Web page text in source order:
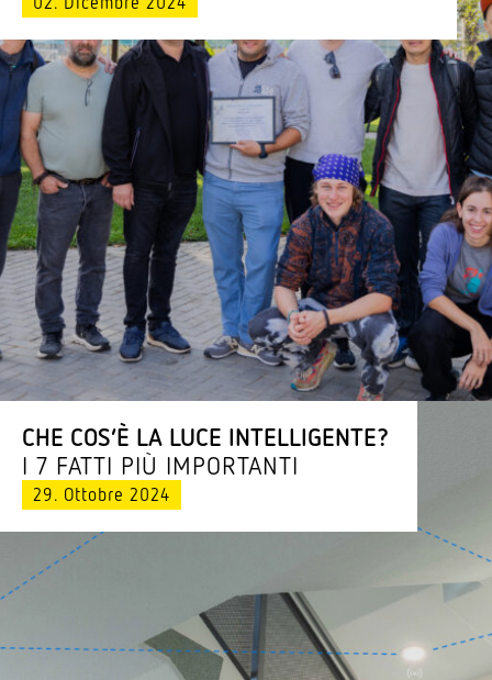
CHE COS’È LA LUCE INTELLIGENTE?
I 7 FATTI PIÙ IMPORTANTI
29. Ottobre 2024